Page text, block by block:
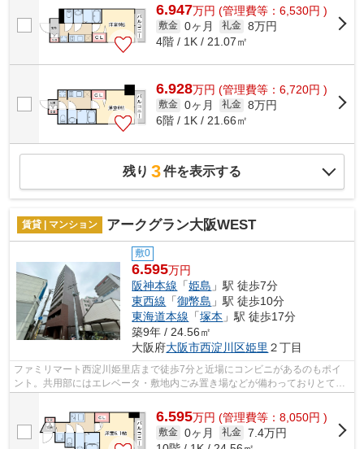
6.947万円 (管理費等：6,530円 )
敷金 0ヶ月 礼金 8万円
4階 / 1K / 21.07㎡
6.928万円 (管理費等：6,720円 )
敷金 0ヶ月 礼金 8万円
6階 / 1K / 21.66㎡
残り 3件を表示する
賃貸 | マンション アークグラン大阪WEST
敷0
6.595万円
阪神本線 「姫島 」駅 徒歩7分
東西線 「御幣島 」駅 徒歩10分
東海道本線 「塚本 」駅 徒歩17分
築9年 / 24.56㎡
大阪府大阪市西淀川区姫里 ２丁目
ファミリマート西淀川姫里店まで徒歩7分と近場にコンビニがあるのもポイ
ント。共用部にはエレベータ・敷地内ごみ置き場などが備わっておりとても
6.595万円 (管理費等：8,050円 )
敷金 0ヶ月 礼金 7.4万円